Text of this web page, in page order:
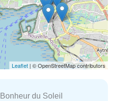
Leaflet | © OpenStreetMap contributors
Bonheur du Soleil